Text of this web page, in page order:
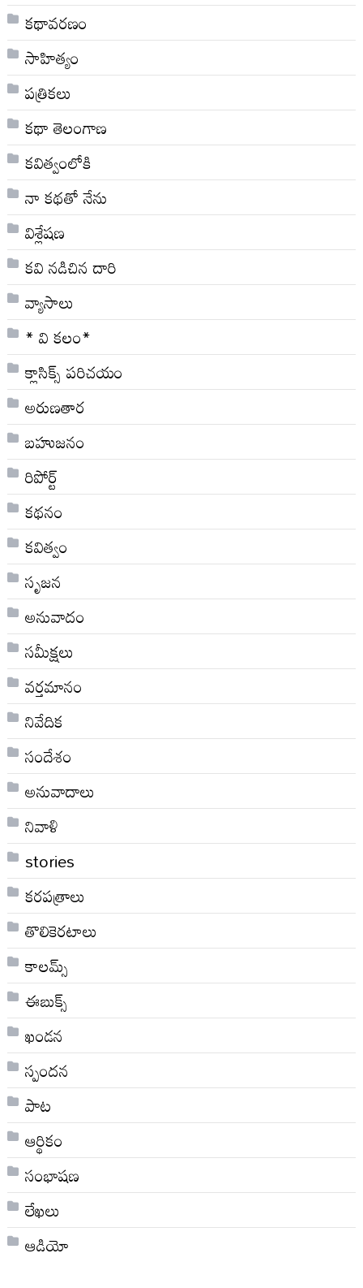
కథావరణం
సాహిత్యం
పత్రికలు
కథా తెలంగాణ
కవిత్వంలోకి
నా క‌థ‌తో నేను
విశ్లేషణ
కవి నడిచిన దారి
వ్యాసాలు
* వి క‌లం*
క్లాసిక్స్ ప‌రిచ‌యం
అరుణతార
బహుజనం
రిపోర్ట్
కథనం
కవిత్వం
సృజన
అనువాదం
సమీక్షలు
వర్తమానం
నివేదిక
సందేశం
అనువాదాలు
నివాళి
stories
కరపత్రాలు
తొలికెరటాలు
కాలమ్స్
ఈబుక్స్
ఖండన
స్పందన
పాట
ఆర్థికం
సంభాషణ
లేఖలు
ఆడియో